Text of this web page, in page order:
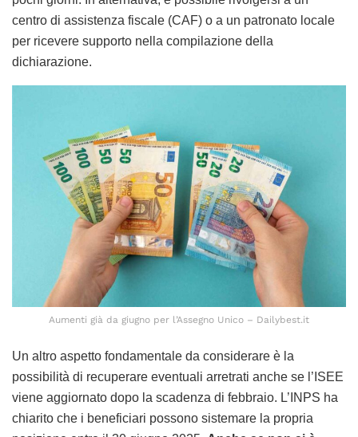
centro di assistenza fiscale (CAF) o a un patronato locale
per ricevere supporto nella compilazione della
dichiarazione.
Aumenti già da giugno per l’Assegno Unico – Dailybest.it
Un altro aspetto fondamentale da considerare è la
possibilità di recuperare eventuali arretrati anche se l’ISEE
viene aggiornato dopo la scadenza di febbraio. L’INPS ha
chiarito che i beneficiari possono sistemare la propria